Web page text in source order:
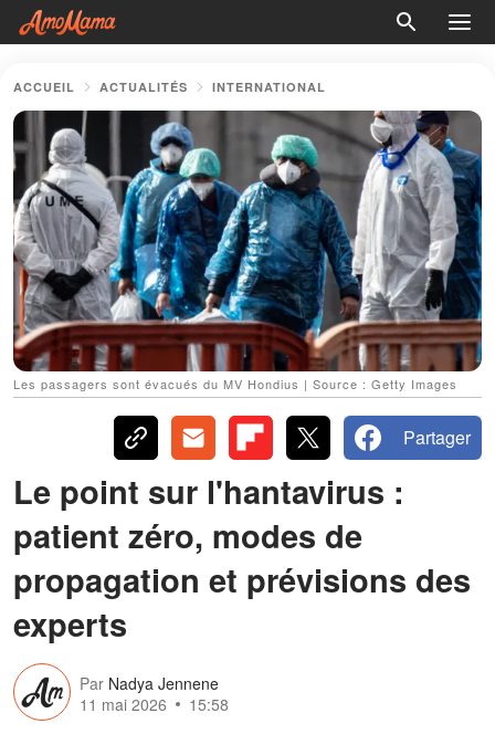
ACCUEIL ACTUALITÉS INTERNATIONAL
Les passagers sont évacués du MV Hondius | Source : Getty Images
Partager
Le point sur l'hantavirus :
patient zéro, modes de
propagation et prévisions des
experts
Par Nadya Jennene
11 mai 2026
15:58